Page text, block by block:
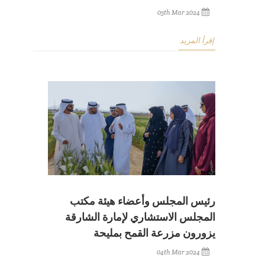
05th Mar 2024
إقرأ المزيد
رئيس المجلس وأعضاء هيئة مكتب
المجلس الاستشاري لإمارة الشارقة
يزورون مزرعة القمح بمليحة
04th Mar 2024